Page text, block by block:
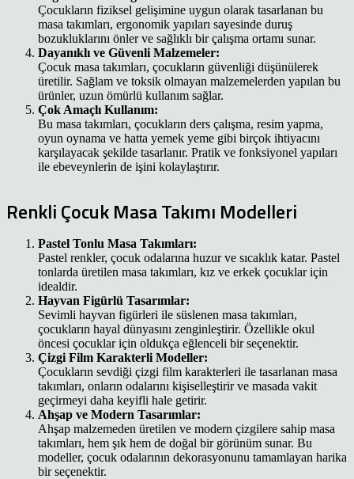
Çocukların fiziksel gelişimine uygun olarak tasarlanan bu
masa takımları, ergonomik yapıları sayesinde duruş
bozukluklarını önler ve sağlıklı bir çalışma ortamı sunar.
Dayanıklı ve Güvenli Malzemeler:
Çocuk masa takımları, çocukların güvenliği düşünülerek
üretilir. Sağlam ve toksik olmayan malzemelerden yapılan bu
ürünler, uzun ömürlü kullanım sağlar.
Çok Amaçlı Kullanım:
Bu masa takımları, çocukların ders çalışma, resim yapma,
oyun oynama ve hatta yemek yeme gibi birçok ihtiyacını
karşılayacak şekilde tasarlanır. Pratik ve fonksiyonel yapıları
ile ebeveynlerin de işini kolaylaştırır.
Renkli Çocuk Masa Takımı Modelleri
Pastel Tonlu Masa Takımları:
Pastel renkler, çocuk odalarına huzur ve sıcaklık katar. Pastel
tonlarda üretilen masa takımları, kız ve erkek çocuklar için
idealdir.
Hayvan Figürlü Tasarımlar:
Sevimli hayvan figürleri ile süslenen masa takımları,
çocukların hayal dünyasını zenginleştirir. Özellikle okul
öncesi çocuklar için oldukça eğlenceli bir seçenektir.
Çizgi Film Karakterli Modeller:
Çocukların sevdiği çizgi film karakterleri ile tasarlanan masa
takımları, onların odalarını kişiselleştirir ve masada vakit
geçirmeyi daha keyifli hale getirir.
Ahşap ve Modern Tasarımlar:
Ahşap malzemeden üretilen ve modern çizgilere sahip masa
takımları, hem şık hem de doğal bir görünüm sunar. Bu
modeller, çocuk odalarının dekorasyonunu tamamlayan harika
bir seçenektir.